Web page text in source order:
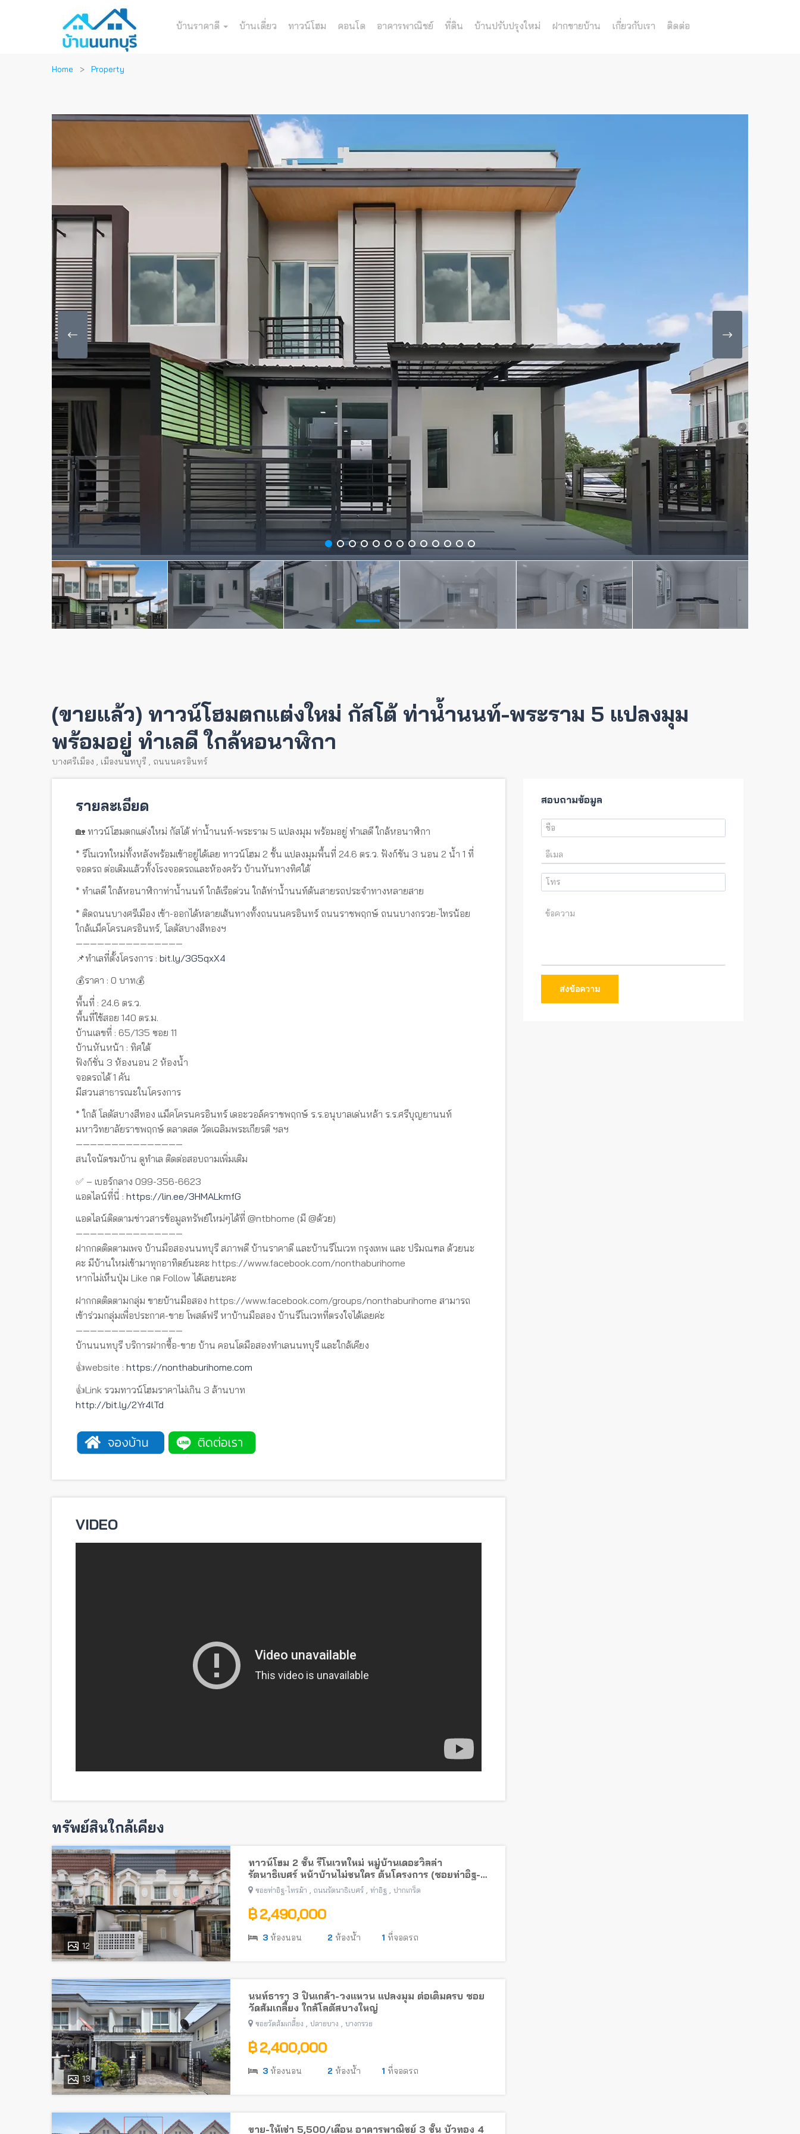
บ้านราคาดี บ้านเดี่ยว ทาวน์โฮม คอนโด อาคารพาณิชย์ ที่ดิน บ้านปรับปรุงใหม่ ฝากขายบ้าน เกี่ยวกับเรา ติดต่อ
Home Property
(ขายแล้ว) ทาวน์โฮมตกแต่งใหม่ กัสโต้ ท่าน้ำนนท์-พระราม 5 แปลงมุม
พร้อมอยู่ ทำเลดี ใกล้หอนาฬิกา
บางศรีเมือง , เมืองนนทบุรี , ถนนนครอินทร์
รายละเอียด
🏡 ทาวน์โฮมตกแต่งใหม่ กัสโต้ ท่าน้ำนนท์-พระราม 5 แปลงมุม พร้อมอยู่ ทำเลดี ใกล้หอนาฬิกา
* รีโนเวทใหม่ทั้งหลังพร้อมเข้าอยู่ได้เลย ทาวน์โฮม 2 ชั้น แปลงมุมพื้นที่ 24.6 ตร.ว. ฟังก์ชัน 3 นอน 2 น้ำ 1 ที่
จอดรถ ต่อเติมแล้วทั้งโรงจอดรถและห้องครัว บ้านหันทางทิศใต้
* ทำเลดี ใกล้หอนาฬิกาท่าน้ำนนท์ ใกล้เรือด่วน ใกล้ท่าน้ำนนท์ต้นสายรถประจำทางหลายสาย
* ติดถนนบางศรีเมือง เข้า-ออกได้หลายเส้นทางทั้งถนนนครอินทร์ ถนนราชพฤกษ์ ถนนบางกรวย-ไทรน้อย
ใกล้แม็คโครนครอินทร์, โลตัสบางสีทองฯ
———————————————
📌ทำเลที่ตั้งโครงการ : bit.ly/3G5qxX4
💰ราคา : 0 บาท💰
พื้นที่ : 24.6 ตร.ว.
พื้นที่ใช้สอย 140 ตร.ม.
บ้านเลขที่ : 65/135 ซอย 11
บ้านหันหน้า : ทิศใต้
ฟังก์ชั่น 3 ห้องนอน 2 ห้องน้ำ
จอดรถได้ 1 คัน
มีสวนสาธารณะในโครงการ
* ใกล้ โลตัสบางสีทอง แม็คโครนครอินทร์ เดอะวอล์คราชพฤกษ์ ร.ร.อนุบาลเด่นหล้า ร.ร.ศรีบุญยานนท์
มหาวิทยาลัยราชพฤกษ์ ตลาดสด วัดเฉลิมพระเกียรติ ฯลฯ
———————————————
สนใจนัดชมบ้าน ดูทำเล ติดต่อสอบถามเพิ่มเติม
✅ – เบอร์กลาง 099-356-6623
แอดไลน์ที่นี่ : https://lin.ee/3HMALkmfG
แอดไลน์ติดตามข่าวสารข้อมูลทรัพย์ใหม่ๆได้ที่ @ntbhome (มี @ด้วย)
———————————————
ฝากกดติดตามเพจ บ้านมือสองนนทบุรี สภาพดี บ้านราคาดี และบ้านรีโนเวท กรุงเทพ และ ปริมณฑล ด้วยนะ
คะ มีบ้านใหม่เข้ามาทุกอาทิตย์นะคะ https://www.facebook.com/nonthaburihome
หากไม่เห็นปุ่ม Like กด Follow ได้เลยนะคะ
ฝากกดติดตามกลุ่ม ขายบ้านมือสอง https://www.facebook.com/groups/nonthaburihome สามารถ
เข้าร่วมกลุ่มเพื่อประกาศ-ขาย โพสต์ฟรี หาบ้านมือสอง บ้านรีโนเวทที่ตรงใจได้เลยค่ะ
———————————————
บ้านนนทบุรี บริการฝากซื้อ-ขาย บ้าน คอนโดมือสองทำเลนนทบุรี และใกล้เคียง
👍website : https://nonthaburihome.com
👍Link รวมทาวน์โฮมราคาไม่เกิน 3 ล้านบาท
http://bit.ly/2Yr4lTd
VIDEO
ทรัพย์สินใกล้เคียง
12
ทาวน์โฮม 2 ชั้น รีโนเวทใหม่ หมู่บ้านเดอะวิลล่า
รัตนาธิเบศร์ หน้าบ้านไม่ชนใคร ต้นโครงการ (ซอยท่าอิฐ-
ไทรม้า) พร้อมอยู่ ใกล้รถไฟฟ้าสายสีม่วง
ซอยท่าอิฐ-ไทรม้า , ถนนรัตนาธิเบศร์ , ท่าอิฐ , ปากเกร็ด
฿ 2,490,000
3 ห้องนอน 2 ห้องน้ำ 1 ที่จอดรถ
13
นนท์ธารา 3 ปิ่นเกล้า-วงแหวน แปลงมุม ต่อเติมครบ ซอย
วัดส้มเกลี้ยง ใกล้โลตัสบางใหญ่
ซอยวัดส้มเกลี้ยง , ปลายบาง , บางกรวย
฿ 2,400,000
3 ห้องนอน 2 ห้องน้ำ 1 ที่จอดรถ
ขาย-ให้เช่า 5,500/เดือน อาคารพาณิชย์ 3 ชั้น บัวทอง 4
สอบถามข้อมูล
ส่งข้อความ